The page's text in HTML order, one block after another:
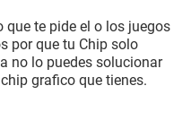
que te pide el o los juegos
por que tu Chip solo
no lo puedes solucionar
grafico que tienes.